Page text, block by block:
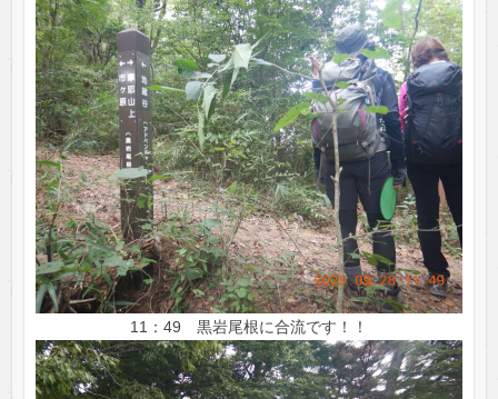
11：49 黒岩尾根に合流です！！